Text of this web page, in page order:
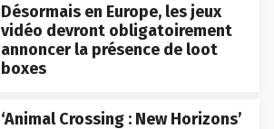
Désormais en Europe, les jeux
vidéo devront obligatoirement
annoncer la présence de loot
boxes
‘Animal Crossing : New Horizons’